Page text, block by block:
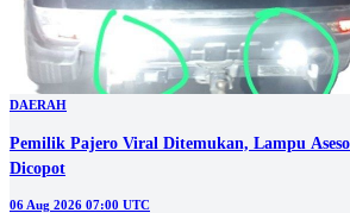
DAERAH
Pemilik Pajero Viral Ditemukan, Lampu
Dicopot
06 Aug 2026 07:00 UTC